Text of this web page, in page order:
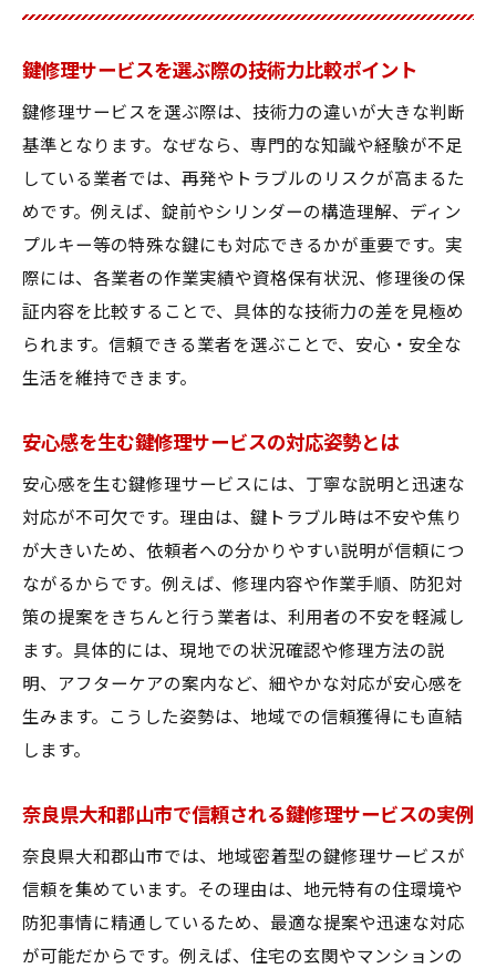
例
奈良県大和郡山市における技術の進化
奈良県大和郡山市で進化する鍵修理技術の
現状
鍵修理サービスの新旧技術を比較するメリ
ット
技術革新がもたらす鍵修理サービスの安心
感
鍵修理サービスで求められる最新技術への
対応
緊急時に安心の鍵修理サービス対応事例
トラブル解決力が高い鍵修理サービスの選
び方
鍵修理サービスの迅速対応と信頼性のポイ
ント
トラブル時に役立つ鍵修理サービスの実績
鍵修理で防犯対策を強化する方法
ント
技術向上が生む防犯対策の最新動向
防犯性重視の鍵修理サービス選びのコツ
鍵修理サービスでできる安全対策の実例
防犯性能を高める鍵修理サービスの選択基
鍵修理サービスを選ぶ際の技術力比較ポイント
鍵修理サービスを選ぶ際は、技術力の違いが大きな判断
基準となります。なぜなら、専門的な知識や経験が不足
している業者では、再発やトラブルのリスクが高まるた
めです。例えば、錠前やシリンダーの構造理解、ディン
プルキー等の特殊な鍵にも対応できるかが重要です。実
際には、各業者の作業実績や資格保有状況、修理後の保
証内容を比較することで、具体的な技術力の差を見極め
られます。信頼できる業者を選ぶことで、安心・安全な
生活を維持できます。
安心感を生む鍵修理サービスの対応姿勢とは
安心感を生む鍵修理サービスには、丁寧な説明と迅速な
対応が不可欠です。理由は、鍵トラブル時は不安や焦り
が大きいため、依頼者への分かりやすい説明が信頼につ
ながるからです。例えば、修理内容や作業手順、防犯対
策の提案をきちんと行う業者は、利用者の不安を軽減し
ます。具体的には、現地での状況確認や修理方法の説
明、アフターケアの案内など、細やかな対応が安心感を
生みます。こうした姿勢は、地域での信頼獲得にも直結
します。
奈良県大和郡山市で信頼される鍵修理サービスの実例
奈良県大和郡山市では、地域密着型の鍵修理サービスが
信頼を集めています。その理由は、地元特有の住環境や
防犯事情に精通しているため、最適な提案や迅速な対応
が可能だからです。例えば、住宅の玄関やマンションの